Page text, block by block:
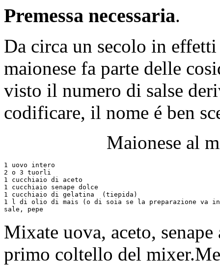
Premessa necessaria.
Da circa un secolo in effetti
maionese fa parte delle
visto il numero di salse
codificare, il nome é ben
Maionese al
1 uovo intero
2 o 3 tuorli
1 cucchiaio di aceto
1 cucchiaio senape dolce
1 cucchiaio di gelatina  (tiepida)
1 l di olio di mais (o di soia se la preparazione va
Mixate uova, aceto,
primo coltello del